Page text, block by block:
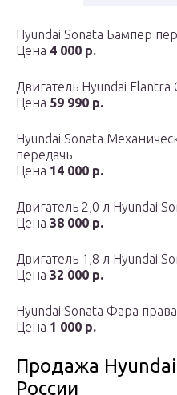
Hyundai Sonata Бампер
Цена 4 000 р.
Двигатель Hyundai
Цена 59 990 р.
Hyundai Sonata
передачь
Цена 14 000 р.
Двигатель 2,0 л Hyundai
Цена 38 000 р.
Двигатель 1,8 л Hyundai
Цена 32 000 р.
Hyundai Sonata Фара
Цена 1 000 р.
Продажа
России